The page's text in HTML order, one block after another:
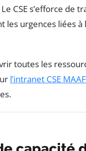
CSE s’efforce de
urgences liées à
toutes les
l’intranet CSE MAAF